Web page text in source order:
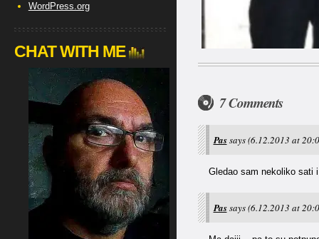
7 Comments
Passays(6.12.2013 at
Gledao sam nekoliko sati
Passays(6.12.2013 at
WordPress.org
CHAT WITH ME